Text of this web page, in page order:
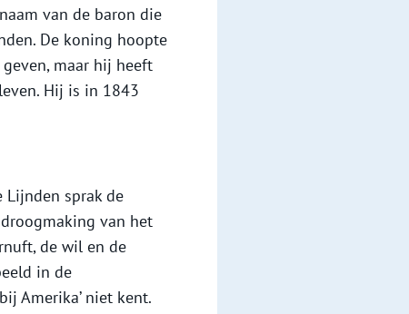
van de baron die
De koning hoopte
maar hij heeft
Hij is in 1843
Lijnden sprak de
van het
de wil en de
in de
Amerika’ niet kent.